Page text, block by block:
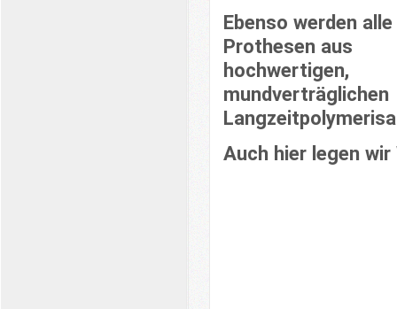
Ebenso werden alle
Prothesen aus
hochwertigen,
mundverträglichen
Auch hier legen